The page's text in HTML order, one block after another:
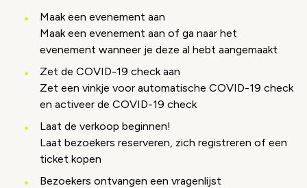
Maak een evenement aan
Maak een evenement aan of ga naar het
evenement wanneer je deze al hebt aangemaakt
Zet de COVID-19 check aan
Zet een vinkje voor automatische COVID-19 check
en activeer de COVID-19 check
Laat de verkoop beginnen!
Laat bezoekers reserveren, zich registreren of een
ticket kopen
Bezoekers ontvangen een vragenlijst